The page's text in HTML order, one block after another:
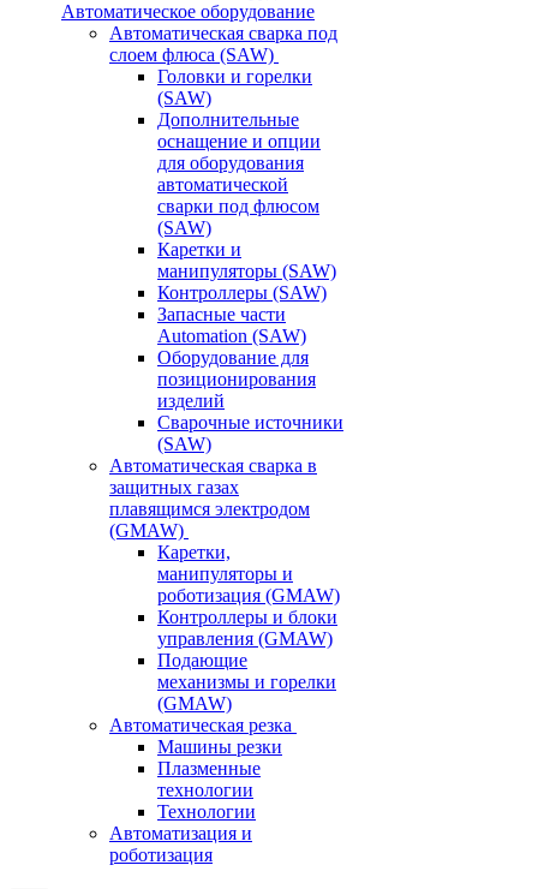
Автоматическое оборудование
Автоматическая сварка под
слоем флюса (SAW)
Головки и горелки
(SAW)
Дополнительные
оснащение и опции
для оборудования
автоматической
сварки под флюсом
(SAW)
Каретки и
манипуляторы (SAW)
Контроллеры (SAW)
Запасные части
Automation (SAW)
Оборудование для
позиционирования
изделий
Сварочные источники
(SAW)
Автоматическая сварка в
защитных газах
плавящимся электродом
(GMAW)
Каретки,
манипуляторы и
роботизация (GMAW)
Контроллеры и блоки
управления (GMAW)
Подающие
механизмы и горелки
(GMAW)
Автоматическая резка
Машины резки
Плазменные
технологии
Технологии
Автоматизация и
роботизация